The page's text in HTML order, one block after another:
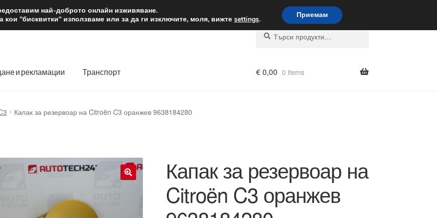
лв. Доставка по целия свят
Търсене
Търсене
и рекламации Транспорт €0,00 0 items
Капак за резервоар на Citroën C3 оранжев 9638184280
Капак за резервоар на
Citroën C3 оранжев
най-доброто онлайн изживяване.
"бисквитки" използваме или за да ги изключите, моля, вижте settings. Приемам